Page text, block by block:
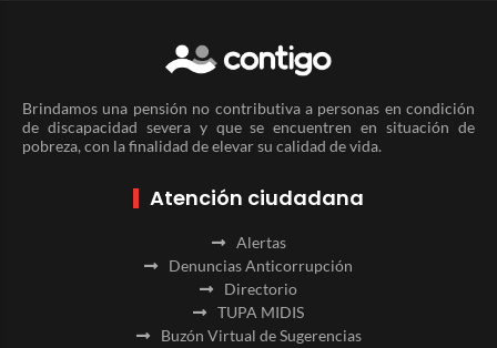
Brindamos una pensión no contributiva a personas en condición
de discapacidad severa y que se encuentren en situación de
pobreza, con la finalidad de elevar su calidad de vida.
Atención ciudadana
Alertas
Denuncias Anticorrupción
Directorio
TUPA MIDIS
Buzón Virtual de Sugerencias